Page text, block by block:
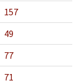
157
49
77
71